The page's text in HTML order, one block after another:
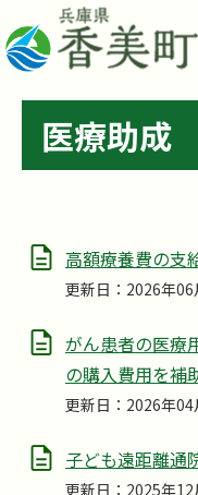
医療助成
高額療養費の支
更新日：2026年06
がん患者の医療
の購入費用を補
更新日：2026年04
子ども遠距離通
更新日：2025年12